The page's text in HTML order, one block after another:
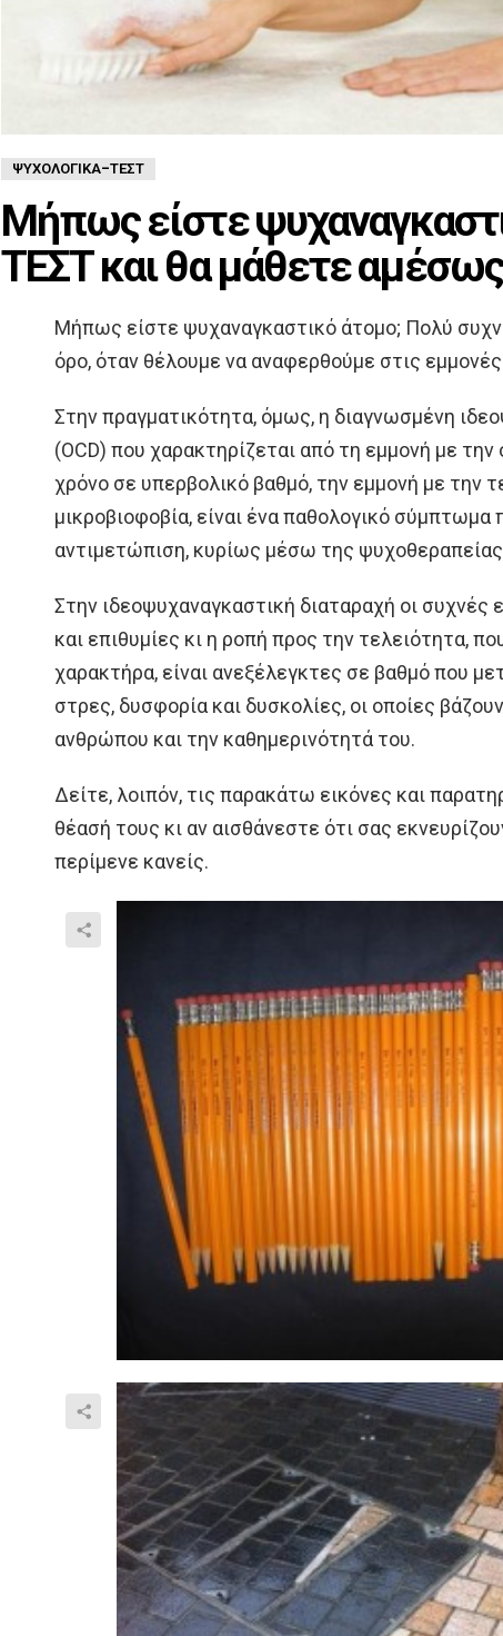
ΨΥΧΟΛΟΓΙΚΆ-ΤΈΣΤ
Μήπως είστε
ΤΕΣΤ και θα μάθετε
Μήπως είστε ψυχαναγκαστικό άτομο; Πολύ
όρο, όταν θέλουμε να αναφερθούμε στις
Στην πραγματικότητα, όμως, η διαγνωσμένη
(OCD) που χαρακτηρίζεται από τη εμμονή με
χρόνο σε υπερβολικό βαθμό, την εμμονή με την
μικροβιοφοβία, είναι ένα παθολογικό σύμπτωμα
αντιμετώπιση, κυρίως μέσω της
Στην ιδεοψυχαναγκαστική διαταραχή οι συχνές
και επιθυμίες κι η ροπή προς την τελειότητα,
χαρακτήρα, είναι ανεξέλεγκτες σε βαθμό που
στρες, δυσφορία και δυσκολίες, οι οποίες
ανθρώπου και την καθημερινότητά του.
Δείτε, λοιπόν, τις παρακάτω εικόνες και
θέασή τους κι αν αισθάνεστε ότι σας
περίμενε κανείς.